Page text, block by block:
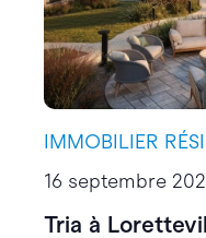
IMMOBILIER
16 septembre
Tria à